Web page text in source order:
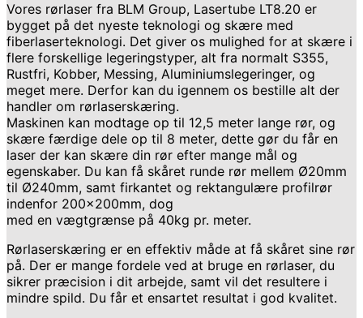
Vores rørlaser fra BLM Group, Lasertube LT8.20 er
bygget på det nyeste teknologi og skære med
fiberlaserteknologi. Det giver os mulighed for at skære i
flere forskellige legeringstyper, alt fra normalt S355,
Rustfri, Kobber, Messing, Aluminiumslegeringer, og
meget mere. Derfor kan du igennem os bestille alt der
handler om rørlaserskæring.
Maskinen kan modtage op til 12,5 meter lange rør, og
skære færdige dele op til 8 meter, dette gør du får en
laser der kan skære din rør efter mange mål og
egenskaber. Du kan få skåret runde rør mellem Ø20mm
til Ø240mm, samt firkantet og rektangulære profilrør
indenfor 200x200mm, dog
med en vægtgrænse på 40kg pr. meter.
Rørlaserskæring er en effektiv måde at få skåret sine rør
på. Der er mange fordele ved at bruge en rørlaser, du
sikrer præcision i dit arbejde, samt vil det resultere i
mindre spild. Du får et ensartet resultat i god kvalitet.